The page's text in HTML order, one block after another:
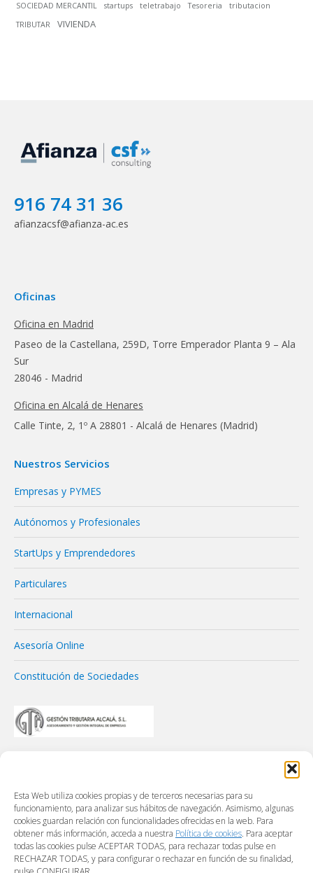
Esta Web utiliza cookies propias y de terceros necesarias para su
funcionamiento, para analizar sus hábitos de navegación. Asimismo, algunas
cookies guardan relación con funcionalidades ofrecidas en la web. Para
obtener más información, acceda a nuestra Política de cookies. Para aceptar
todas las cookies pulse ACEPTAR TODAS, para rechazar todas pulse en
RECHAZAR TODAS, y para configurar o rechazar en función de su finalidad,
SOCIEDAD MERCANTIL startups teletrabajo Tesoreria
tributacion
TRIBUTAR
VIVIENDA
916 74 31 36
afianzacsf@afianza-ac.es
Oficinas
Oficina en Madrid
Paseo de la Castellana, 259D, Torre Emperador Planta 9 – Ala
Sur
28046 - Madrid
Oficina en Alcalá de Henares
Calle Tinte, 2, 1º A 28801 - Alcalá de Henares (Madrid)
Nuestros Servicios
Empresas y PYMES
Autónomos y Profesionales
StartUps y Emprendedores
Particulares
Internacional
Asesoría Online
Constitución de Sociedades